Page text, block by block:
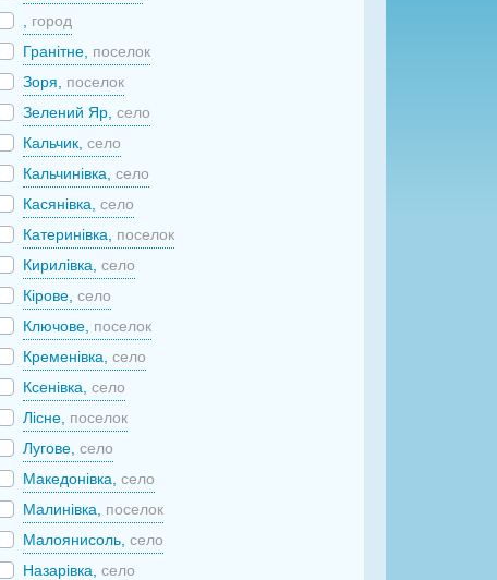
город
Гранітне, поселок
Зоря, поселок
Зелений Яр,село
Кальчик,село
Кальчинівка,село
Касянівка,село
Катеринівка, поселок
Кирилівка,село
Кірове,село
Ключове, поселок
Кременівка,село
Ксенівка,село
Лісне, поселок
Лугове,село
Македонівка,село
Малинівка, поселок
Малоянисоль,село
Назарівка,село